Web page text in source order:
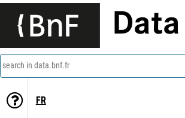
Data
search in data.bnf.fr
FR